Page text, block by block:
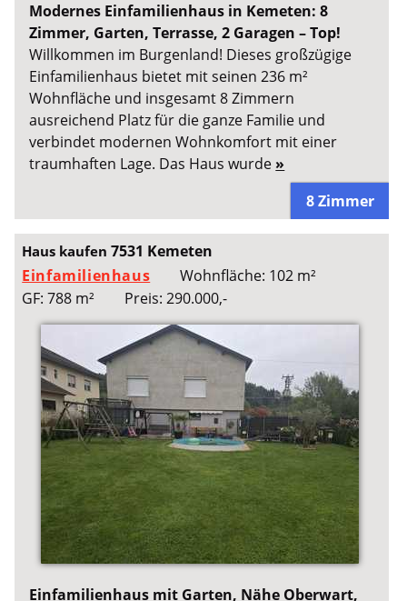
Modernes Einfamilienhaus in Kemeten: 8
Zimmer, Garten, Terrasse, 2 Garagen – Top!
Willkommen im Burgenland! Dieses großzügige
Einfamilienhaus bietet mit seinen 236 m²
Wohnfläche und insgesamt 8 Zimmern
ausreichend Platz für die ganze Familie und
verbindet modernen Wohnkomfort mit einer
traumhaften Lage. Das Haus wurde »
8 Zimmer
Haus kaufen7531 Kemeten
Einfamilienhaus
Wohnfläche: 102 m²
GF: 788 m²
Preis: 290.000,-
Einfamilienhaus mit Garten, Nähe Oberwart,